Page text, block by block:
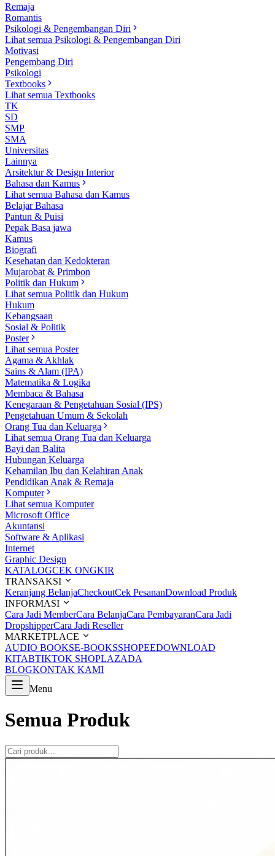
Remaja
Romantis
Psikologi & Pengembangan Diri
Lihat semua Psikologi & Pengembangan Diri
Motivasi
Pengembang Diri
Psikologi
Textbooks
Lihat semua Textbooks
TK
SD
SMP
SMA
Universitas
Lainnya
Arsitektur & Design Interior
Bahasa dan Kamus
Lihat semua Bahasa dan Kamus
Belajar Bahasa
Pantun & Puisi
Pepak Basa jawa
Kamus
Biografi
Kesehatan dan Kedokteran
Mujarobat & Primbon
Politik dan Hukum
Lihat semua Politik dan Hukum
Hukum
Kebangsaan
Sosial & Politik
Poster
Lihat semua Poster
Agama & Akhlak
Sains & Alam (IPA)
Matematika & Logika
Membaca & Bahasa
Kenegaraan & Pengetahuan Sosial (IPS)
Pengetahuan Umum & Sekolah
Orang Tua dan Keluarga
Lihat semua Orang Tua dan Keluarga
Bayi dan Balita
Hubungan Keluarga
Kehamilan Ibu dan Kelahiran Anak
Pendidikan Anak & Remaja
Komputer
Lihat semua Komputer
Microsoft Office
Akuntansi
Software & Aplikasi
Internet
Graphic Design
KATALOGCEK ONGKIR
TRANSAKSI
Keranjang BelanjaCheckoutCek PesananDownload Produk
INFORMASI
Cara Jadi MemberCara BelanjaCara PembayaranCara Jadi
DropshipperCara Jadi Reseller
MARKETPLACE
AUDIO BOOKSE-BOOKSSHOPEEDOWNLOAD
KITABTIKTOK SHOPLAZADA
BLOGKONTAK KAMI
Menu
Semua Produk